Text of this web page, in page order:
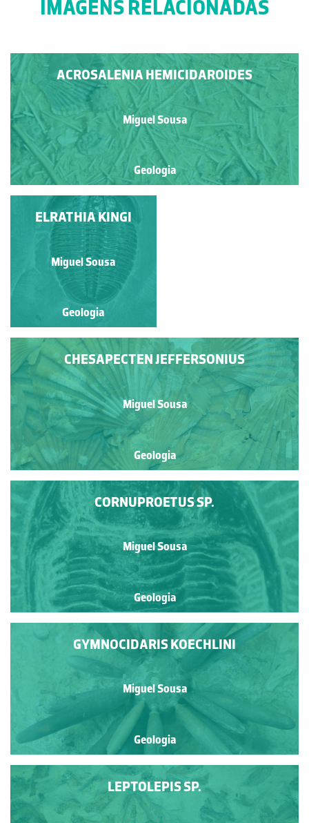
IMAGENS RELACIONADAS
ACROSALENIA HEMICIDAROIDES
Miguel Sousa
Geologia
AGARICOCRINUS
SPLENDES
Miguel Sousa
Geologia
CHESAPECTEN JEFFERSONIUS
Miguel Sousa
Geologia
CORNUPROETUS SP.
Miguel Sousa
Geologia
ELRATHIA KINGI
Miguel Sousa
Geologia
GYMNOCIDARIS KOECHLINI
Miguel Sousa
Geologia
LEPTOLEPIS SP.